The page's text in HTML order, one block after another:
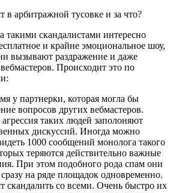
такими скандалистами интересно
и крайне эмоциональное шоу,
вызывают раздражение и даже
Происходит это по
у партнерки, которая могла бы
вопросов других вебмастеров.
таких людей заполоняют
дискуссий. Иногда можно
1000 сообщений монолога такого
теряются действительно важные
При этом подобного рода спам они
на ряде площадок одновременно.
скандалить со всеми. Очень быстро их